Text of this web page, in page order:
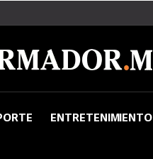
ENTRETENIMIENTO